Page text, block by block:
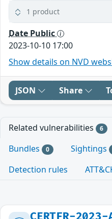
1 product
Date Public
2023-10-10 17:00
Show details on NVD
JSON Share
Related vulnerabilities 6
Bundles 0 Sightings
Detection rules